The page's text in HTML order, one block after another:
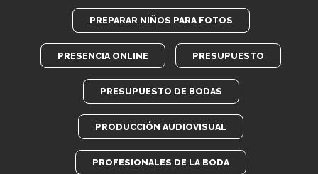
PREPARAR NIÑOS PARA FOTOS
PRESENCIA ONLINE PRESUPUESTO
PRESUPUESTO DE BODAS
PRODUCCIÓN AUDIOVISUAL
PROFESIONALES DE LA BODA